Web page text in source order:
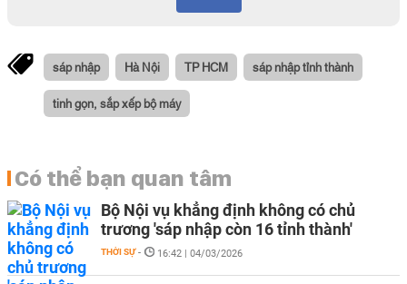
sáp nhập Hà Nội TP HCM sáp nhập tỉnh thành
tinh gọn, sắp xếp bộ máy
Có thể bạn quan tâm
Bộ Nội vụ khẳng định không có chủ
trương 'sáp nhập còn 16 tỉnh thành'
THỜI SỰ - 16:42 | 04/03/2026